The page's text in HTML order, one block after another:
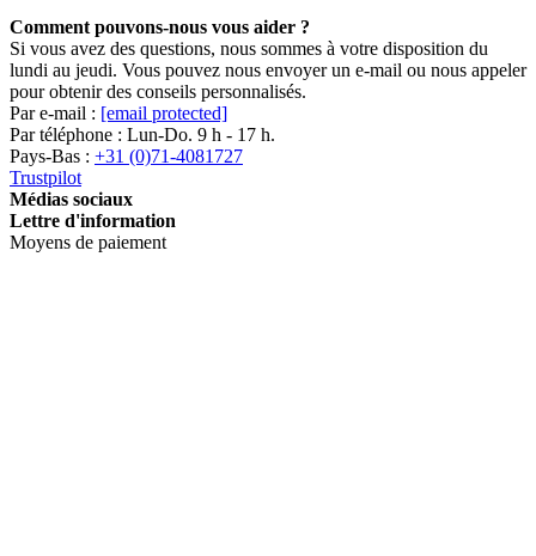
Comment pouvons-nous vous aider ?
Si vous avez des questions, nous sommes à votre disposition du
lundi au jeudi. Vous pouvez nous envoyer un e-mail ou nous appeler
pour obtenir des conseils personnalisés.
Par e-mail : [email protected]
Par téléphone : Lun-Do. 9 h - 17 h.
Pays-Bas : +31 (0)71-4081727
Trustpilot
Médias sociaux
Lettre d'information
Moyens de paiement